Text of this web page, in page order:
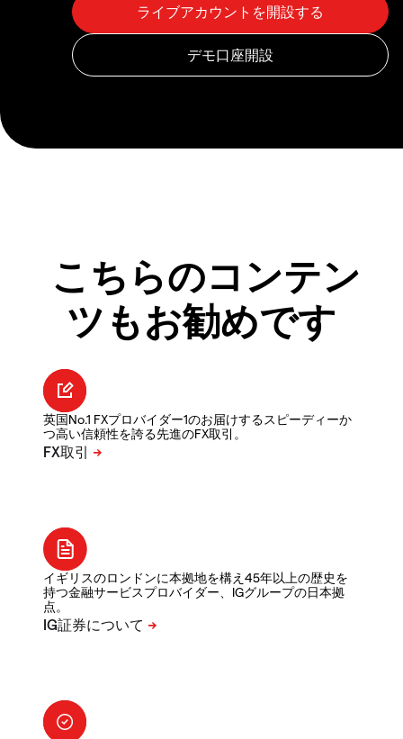
こちらのコンテン
ツもお勧めです
英国No.1 FXプロバイダー1のお届けするスピーディーか
つ高い信頼性を誇る先進のFX取引。
イギリスのロンドンに本拠地を構え45年以上の歴史を
持つ金融サービスプロバイダー、IGグループの日本拠
点。